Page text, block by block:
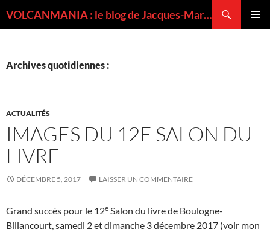
VOLCANMANIA : le blog de Jacques-Marie BARDINTZEFF, volcanologue
Archives quotidiennes :
ACTUALITÉS
IMAGES DU 12E SALON DU
LIVRE
DÉCEMBRE 5, 2017 LAISSER UN COMMENTAIRE
Grand succès pour le 12e Salon du livre de Boulogne-
Billancourt, samedi 2 et dimanche 3 décembre 2017 (voir mon